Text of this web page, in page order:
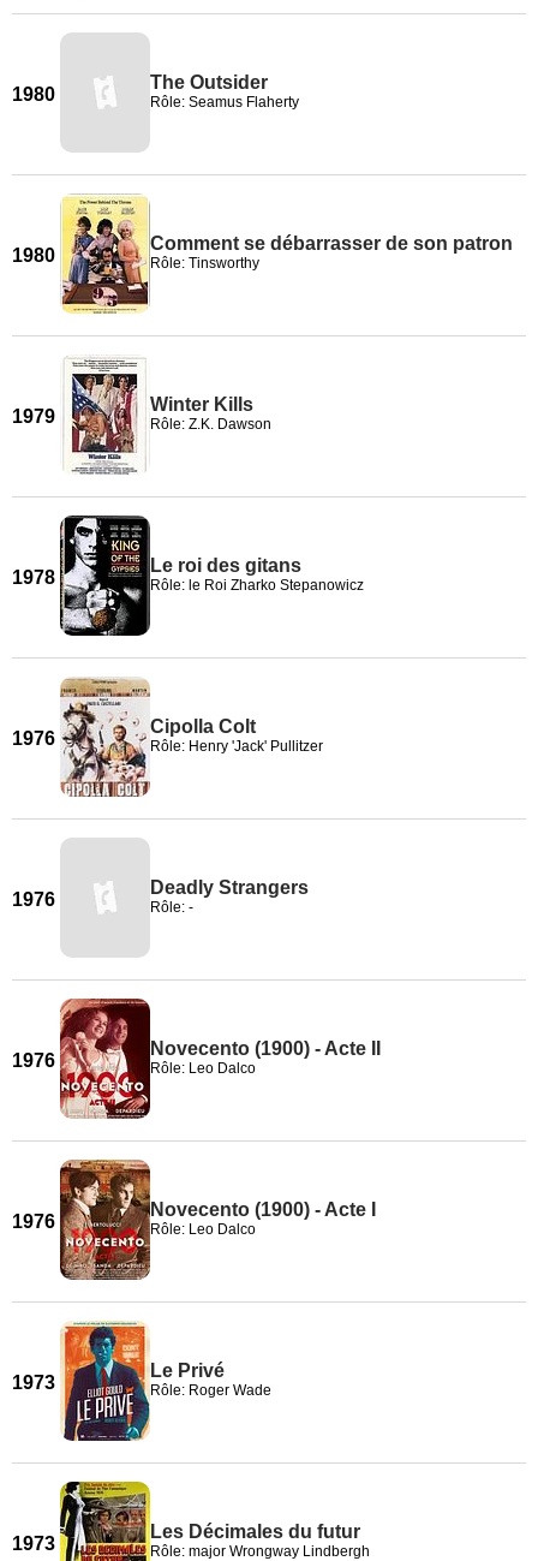
1980
The Outsider
Rôle: Seamus Flaherty
1980
Comment se débarrasser de son patron
Rôle: Tinsworthy
1979
Winter Kills
Rôle: Z.K. Dawson
1978
Le roi des gitans
Rôle: le Roi Zharko Stepanowicz
1976
Cipolla Colt
Rôle: Henry 'Jack' Pullitzer
1976
Deadly Strangers
Rôle: -
1976
Novecento (1900) - Acte II
Rôle: Leo Dalco
1976
Novecento (1900) - Acte I
Rôle: Leo Dalco
1973
Le Privé
Rôle: Roger Wade
1973
Les Décimales du futur
Rôle: major Wrongway Lindbergh